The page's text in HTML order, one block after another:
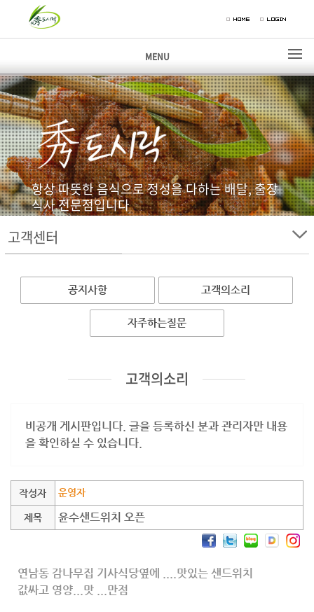
MENU
항상 따뜻한 음식으로 정성을 다하는 배달, 출장
식사 전문점입니다
고객센터
고객센터
공지사항 고객의소리
자주하는질문
고객의소리
비공개 게시판입니다. 글을 등록하신 분과 관리자만 내용
을 확인하실 수 있습니다.
작성자 운영자
제목 윤수샌드위치 오픈
연남동 감나무집 기사식당옆에 ....맛있는 샌드위치
값싸고 영양...맛 ...만점